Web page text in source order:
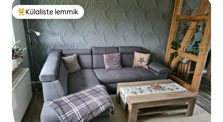
Külaliste suur lemmik
Külaliste lemmik